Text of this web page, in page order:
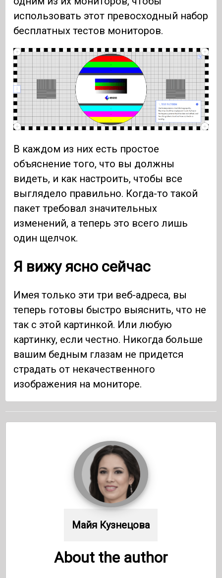
использовать этот превосходный набор
бесплатных тестов мониторов.
В каждом из них есть простое
объяснение того, что вы должны
видеть, и как настроить, чтобы все
выглядело правильно. Когда-то такой
пакет требовал значительных
изменений, а теперь это всего лишь
один щелчок.
Я вижу ясно сейчас
Имея только эти три веб-адреса, вы
теперь готовы быстро выяснить, что не
так с этой картинкой. Или любую
картинку, если честно. Никогда больше
вашим бедным глазам не придется
страдать от некачественного
изображения на мониторе.
Майя Кузнецова
About the author